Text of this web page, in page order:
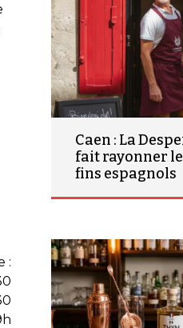
:
Caen : La
fait rayonner
fins espagnols